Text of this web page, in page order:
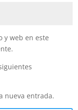
y web en este
nueva entrada.